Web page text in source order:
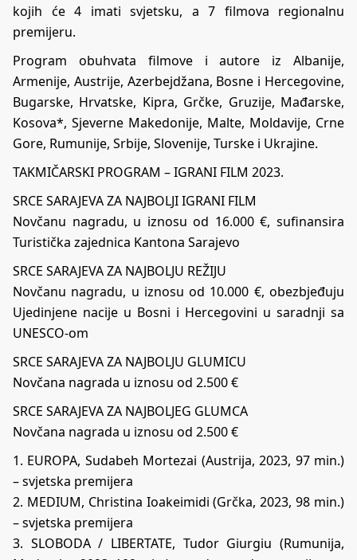
kojih će 4 imati svjetsku, a 7 filmova regionalnu
premijeru.
Program obuhvata filmove i autore iz Albanije,
Armenije, Austrije, Azerbejdžana, Bosne i Hercegovine,
Bugarske, Hrvatske, Kipra, Grčke, Gruzije, Mađarske,
Kosova*, Sjeverne Makedonije, Malte, Moldavije, Crne
Gore, Rumunije, Srbije, Slovenije, Turske i Ukrajine.
TAKMIČARSKI PROGRAM – IGRANI FILM 2023.
SRCE SARAJEVA ZA NAJBOLJI IGRANI FILM
Novčanu nagradu, u iznosu od 16.000 €, sufinansira
Turistička zajednica Kantona Sarajevo
SRCE SARAJEVA ZA NAJBOLJU REŽIJU
Novčanu nagradu, u iznosu od 10.000 €, obezbjeđuju
Ujedinjene nacije u Bosni i Hercegovini u saradnji sa
UNESCO-om
SRCE SARAJEVA ZA NAJBOLJU GLUMICU
Novčana nagrada u iznosu od 2.500 €
SRCE SARAJEVA ZA NAJBOLJEG GLUMCA
Novčana nagrada u iznosu od 2.500 €
1. EUROPA, Sudabeh Mortezai (Austrija, 2023, 97 min.)
– svjetska premijera
2. MEDIUM, Christina Ioakeimidi (Grčka, 2023, 98 min.)
– svjetska premijera
3. SLOBODA / LIBERTATE, Tudor Giurgiu (Rumunija,